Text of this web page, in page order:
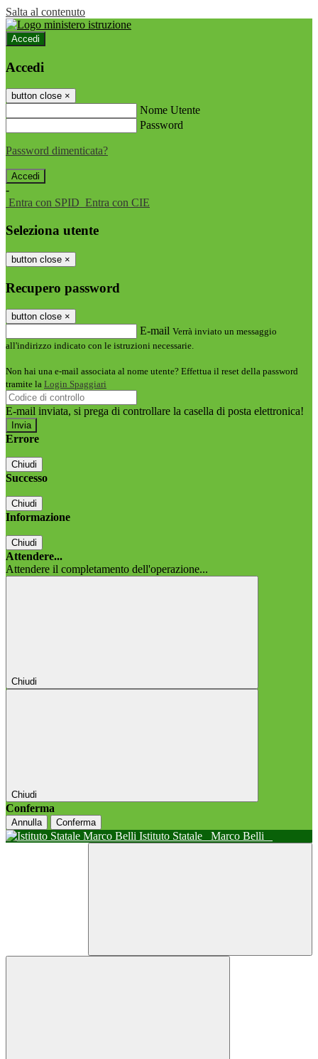
Salta al contenuto
Accedi
Accedi
button close ×
Nome Utente
Password
Password dimenticata?
-
Entra con SPID Entra con CIE
Seleziona utente
button close ×
Recupero password
button close ×
E-mail Verrà inviato un messaggio
all'indirizzo indicato con le istruzioni necessarie.
Non hai una e-mail associata al nome utente? Effettua il reset della password
tramite la Login Spaggiari
E-mail inviata, si prega di controllare la casella di posta elettronica!
Errore
Chiudi
Successo
Chiudi
Informazione
Chiudi
Attendere...
Attendere il completamento dell'operazione...
Chiudi
Chiudi
Conferma
Annulla Conferma
Istituto Statale Marco Belli